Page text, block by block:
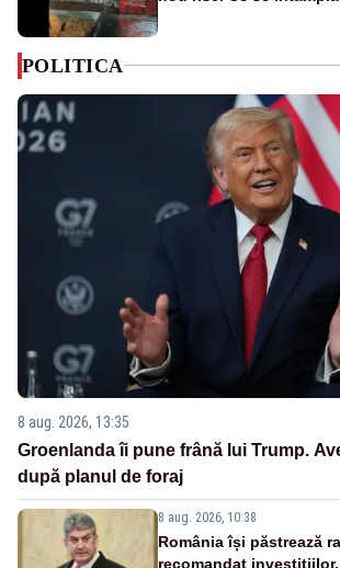
POLITICA
8 aug. 2026, 13:35
Groenlanda îi pune frână lui Trump.
după planul de foraj
8 aug. 2026, 10:38
România își păstrează
recomandat